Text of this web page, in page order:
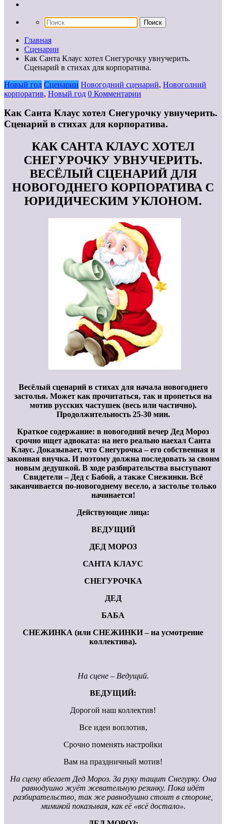
Главная
Сценарии
Как Санта Клаус хотел Снегурочку увнучерить.
Сценарий в стихах для корпоратива.
Новый год Сценарии Новогодний сценарий, Новоголний
корпоратив, Новый год 0 Комментарии
Как Санта Клаус хотел Снегурочку увнучерить.
Сценарий в стихах для корпоратива.
КАК САНТА КЛАУС ХОТЕЛ
СНЕГУРОЧКУ УВНУЧЕРИТЬ.
ВЕСЁЛЫЙ СЦЕНАРИЙ ДЛЯ
НОВОГОДНЕГО КОРПОРАТИВА С
ЮРИДИЧЕСКИМ УКЛОНОМ.
Весёлый сценарий в стихах для начала новогоднего
застолья. Может как прочитаться, так и пропеться на
мотив русских частушек (весь или частично).
Продолжительность 25-30 мин.
Краткое содержание: в новогодний вечер Дед Мороз
срочно ищет адвоката: на него реально наехал Санта
Клаус. Доказывает, что Снегурочка – его собственная и
законная внучка. И поэтому должна последовать за своим
новым дедушкой. В ходе разбирательства выступают
Свидетели – Дед с Бабой, а также Снежинки. Всё
заканчивается по-новогоднему весело, а застолье только
начинается!
Действующие лица:
ВЕДУЩИЙ
ДЕД МОРОЗ
САНТА КЛАУС
СНЕГУРОЧКА
ДЕД
БАБА
СНЕЖИНКА (или СНЕЖИНКИ – на усмотрение
коллектива).
На сцене – Ведущий.
ВЕДУЩИЙ:
Дорогой наш коллектив!
Все идеи воплотив,
Срочно поменять настройки
Вам на праздничный мотив!
На сцену вбегает Дед Мороз. За руку тащит Снегурку. Она
равнодушно жуёт жевательную резинку. Пока идёт
разбирательство, так же равнодушно стоит в стороне,
мимикой показывая, как её «всё достало».